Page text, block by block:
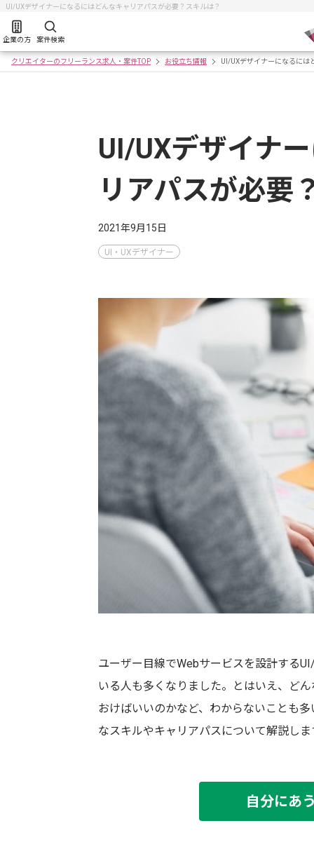
UI/UXデザイナーになるにはどんなキャリアパスが必要？スキルは？
企業の方 案件検索
クリエイターのフリーランス求人・案件TOP お役立ち情報 UI/UXデザイナーになるには
UI/UXデザイナ
リアパスが必要
2021年9月15日
UI・UXデザイナー
ユーザー目線でWebサービスを設計する
いる人も多くなりました。とはいえ、ど
おけばいいのかなど、わからないことも
なスキルやキャリアパスについて解説しま
自分にあ